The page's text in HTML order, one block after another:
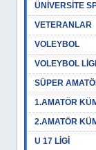
ÜNİVERSİTE
VETERANLAR
VOLEYBOL
VOLEYBOL
SÜPER
1.AMATÖR
2.AMATÖR
U 17 LİGİ